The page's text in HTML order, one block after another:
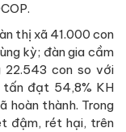
thị xã 41.000 con
kỳ; đàn gia cầm
con so với
tấn đạt 54,8% KH
hoàn thành. Trong
đậm, rét hại, trên